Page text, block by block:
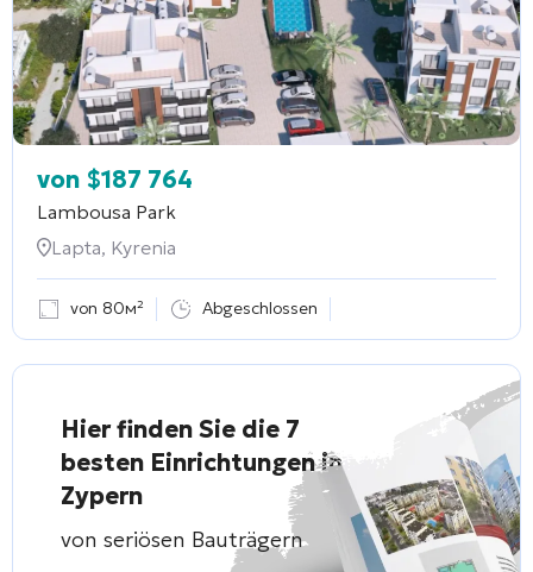
von $187 764
Lambousa Park
Lapta, Kyrenia
von 80м² Abgeschlossen
Hier finden Sie die 7
besten Einrichtungen in
Zypern
von seriösen Bauträgern